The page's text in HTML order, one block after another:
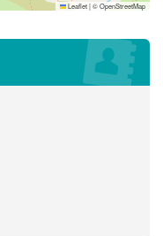
Leaflet|©OpenStreetMap